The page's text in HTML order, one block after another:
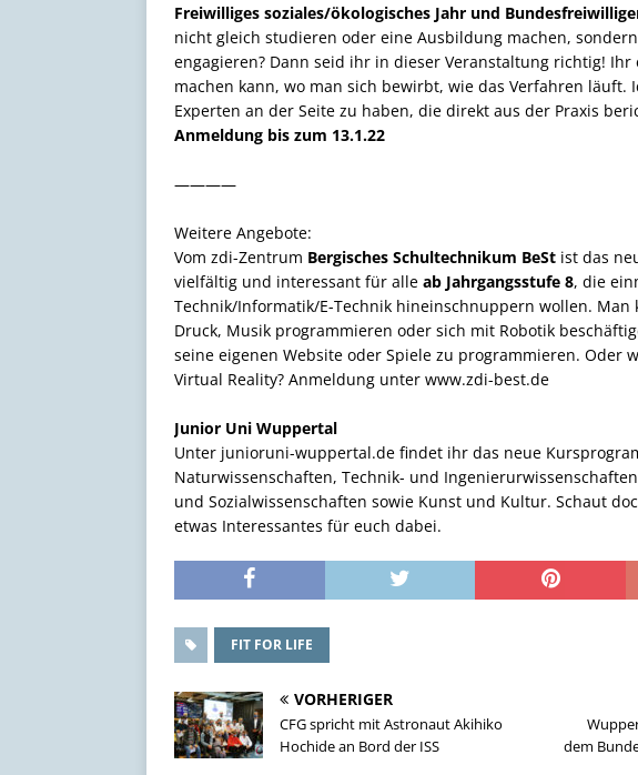
Freiwilliges soziales/ökologisches Jahr und
nicht gleich studieren oder eine Ausbildung machen,
engagieren? Dann seid ihr in dieser Veranstaltung richtig!
machen kann, wo man sich bewirbt, wie das Verfahren läuft.
Experten an der Seite zu haben, die direkt aus der Praxis
Anmeldung bis zum 13.1.22
————
Weitere Angebote:
Vom zdi-Zentrum Bergisches Schultechnikum BeSt ist das
vielfältig und interessant für alle ab Jahrgangsstufe 8, die
Technik/Informatik/E-Technik hineinschnuppern wollen. Man
Druck, Musik programmieren oder sich mit Robotik
seine eigenen Website oder Spiele zu programmieren. Oder
Virtual Reality? Anmeldung unter www.zdi-best.de
Junior Uni Wuppertal
Unter junioruni-wuppertal.de findet ihr das neue
Naturwissenschaften, Technik- und
und Sozialwissenschaften sowie Kunst und Kultur. Schaut
etwas Interessantes für euch dabei.
FIT FOR LIFE
VORHERIGER
CFG spricht mit Astronaut Akihiko
Hochide an Bord der ISS
dem